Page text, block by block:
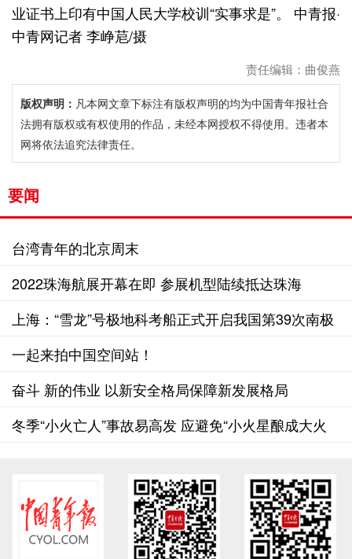
业证书上印有中国人民大学校训“实事求是”。 中青报·
中青网记者 李峥苨/摄
责任编辑：曲俊燕
版权声明： 凡本网文章下标注有版权声明的均为中国青年报社合
法拥有版权或有权使用的作品，未经本网授权不得使用。违者本
网将依法追究法律责任。
要闻
台湾青年的北京周末
2022珠海航展开幕在即 参展机型陆续抵达珠海
上海：“雪龙”号极地科考船正式开启我国第39次南极
科考之行
一起来拍中国空间站！
奋斗 新的伟业 以新安全格局保障新发展格局
冬季“小火亡人”事故易高发 应避免“小火星酿成大火